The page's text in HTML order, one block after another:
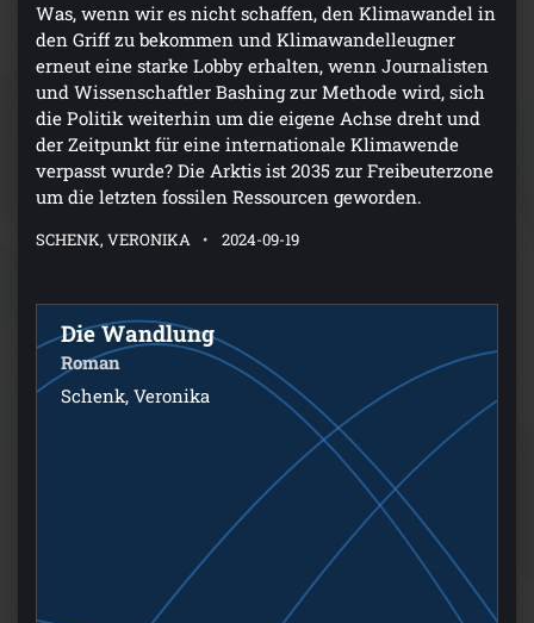
Was, wenn wir es nicht schaffen, den Klimawandel in
den Griff zu bekommen und Klimawandelleugner
erneut eine starke Lobby erhalten, wenn Journalisten
und Wissenschaftler Bashing zur Methode wird, sich
die Politik weiterhin um die eigene Achse dreht und
der Zeitpunkt für eine internationale Klimawende
verpasst wurde? Die Arktis ist 2035 zur Freibeuterzone
um die letzten fossilen Ressourcen geworden.
SCHENK, VERONIKA 2024-09-19
Die Wandlung
Roman
Schenk, Veronika